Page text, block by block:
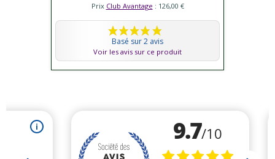
Prix Club Avantage : 126,00 €
Basé sur 2 avis
Voir les avis sur ce produit